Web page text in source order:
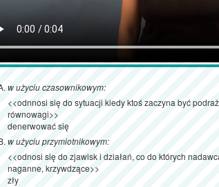
w użyciu czasownikowym:
<<odnnosi się do sytuacji kiedy ktoś zaczyna być
równowagi>>
denerwować się
w użyciu przymiotnikowym:
<<odnosi się do zjawisk i działań, co do których
naganne, krzywdzące>>
zły